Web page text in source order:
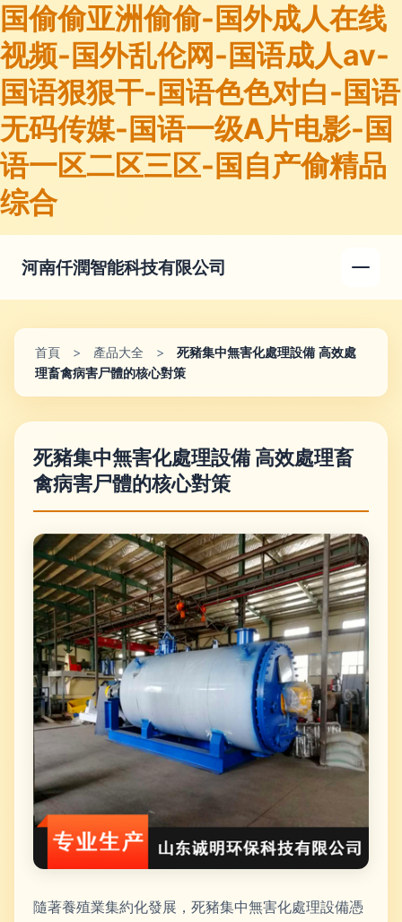
国偷偷亚洲偷偷-国外成人在线
视频-国外乱伦网-国语成人av-
国语狠狠干-国语色色对白-国语
无码传媒-国语一级A片电影-国
语一区二区三区-国自产偷精品
综合
河南仟潤智能科技有限公司
首頁 > 產品大全 >
死豬集中無害化處理設備 高效處
理畜禽病害尸體的核心對策
死豬集中無害化處理設備 高效處理畜
禽病害尸體的核心對策
隨著養殖業集約化發展，死豬集中無害化處理設備憑